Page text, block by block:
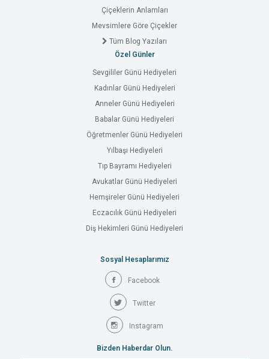
Çiçeklerin Anlamları
Mevsimlere Göre Çiçekler
Tüm Blog Yazıları
Özel Günler
Sevgililer Günü Hediyeleri
Kadınlar Günü Hediyeleri
Anneler Günü Hediyeleri
Babalar Günü Hediyeleri
Öğretmenler Günü Hediyeleri
Yılbaşı Hediyeleri
Tıp Bayramı Hediyeleri
Avukatlar Günü Hediyeleri
Hemşireler Günü Hediyeleri
Eczacılık Günü Hediyeleri
Diş Hekimleri Günü Hediyeleri
Sosyal Hesaplarımız
Facebook
Twitter
Instagram
Bizden Haberdar Olun.